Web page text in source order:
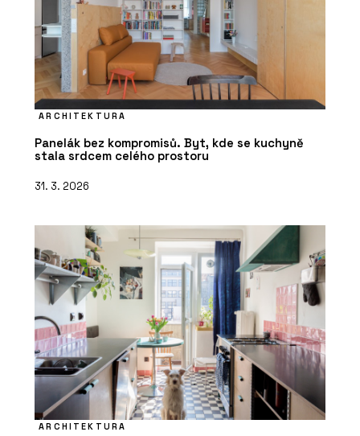
ARCHITEKTURA
Panelák bez kompromisů. Byt, kde se kuchyně
stala srdcem celého prostoru
31. 3. 2026
ARCHITEKTURA